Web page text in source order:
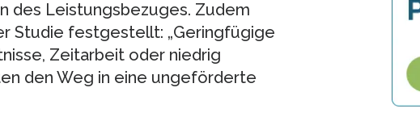
des Leistungsbezuges. Zudem
Studie festgestellt: „Geringfügige
Zeitarbeit oder niedrig
den Weg in eine ungeförderte